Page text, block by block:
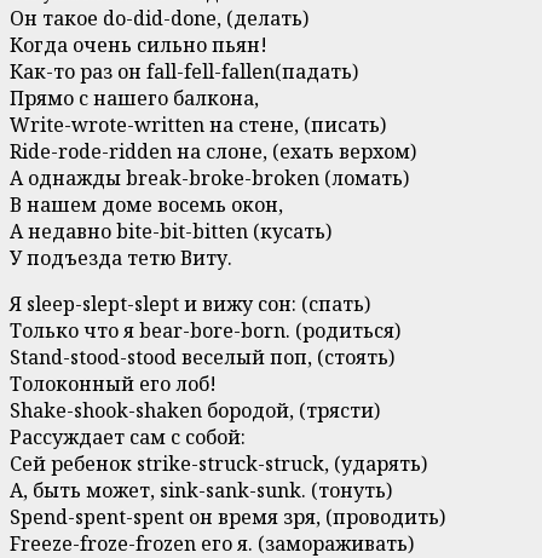
Он такое do-did-done, (делать)
Когда очень сильно пьян!
Как-то раз он fall-fell-fallen(падать)
Прямо с нашего балкона,
Write-wrote-written на стене, (писать)
Ride-rode-ridden на слоне, (ехать верхом)
А однажды break-broke-broken (ломать)
В нашем доме восемь окон,
А недавно bite-bit-bitten (кусать)
У подъезда тетю Виту.
Я sleep-slept-slept и вижу сон: (спать)
Только что я bear-bore-born. (родиться)
Stand-stood-stood веселый поп, (стоять)
Толоконный его лоб!
Shake-shook-shaken бородой, (трясти)
Рассуждает сам с собой:
Сей ребенок strike-struck-struck, (ударять)
А, быть может, sink-sank-sunk. (тонуть)
Spend-spent-spent он время зря, (проводить)
Freeze-froze-frozen его я. (замораживать)